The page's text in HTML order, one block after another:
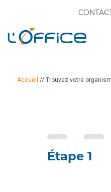
Accueil // Trouvez votre